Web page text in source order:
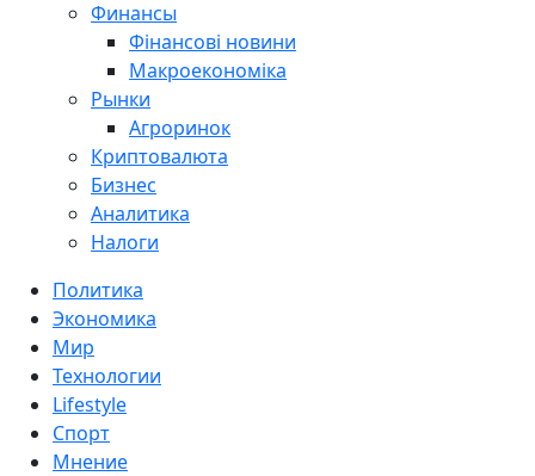
Финансы
Фінансові новини
Макроекономіка
Рынки
Агроринок
Криптовалюта
Бизнес
Аналитика
Налоги
Политика
Экономика
Мир
Технологии
Lifestyle
Спорт
Мнение